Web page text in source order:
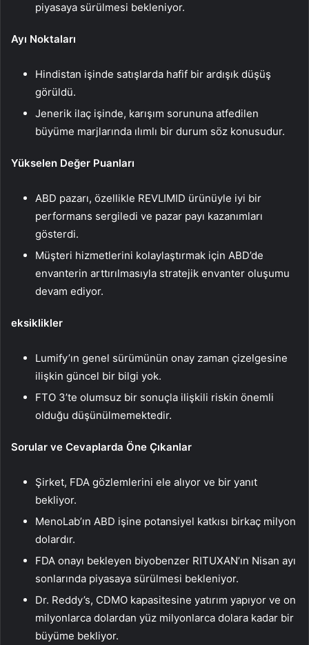
piyasaya sürülmesi bekleniyor.
Ayı Noktaları
Hindistan işinde satışlarda hafif bir ardışık düşüş
görüldü.
Jenerik ilaç işinde, karışım sorununa atfedilen
büyüme marjlarında ılımlı bir durum söz konusudur.
Yükselen Değer Puanları
ABD pazarı, özellikle REVLIMID ürünüyle iyi bir
performans sergiledi ve pazar payı kazanımları
gösterdi.
Müşteri hizmetlerini kolaylaştırmak için ABD’de
envanterin arttırılmasıyla stratejik envanter oluşumu
devam ediyor.
eksiklikler
Lumify’ın genel sürümünün onay zaman çizelgesine
ilişkin güncel bir bilgi yok.
FTO 3’te olumsuz bir sonuçla ilişkili riskin önemli
olduğu düşünülmemektedir.
Sorular ve Cevaplarda Öne Çıkanlar
Şirket, FDA gözlemlerini ele alıyor ve bir yanıt
bekliyor.
MenoLab’ın ABD işine potansiyel katkısı birkaç milyon
dolardır.
FDA onayı bekleyen biyobenzer RITUXAN’ın Nisan ayı
sonlarında piyasaya sürülmesi bekleniyor.
Dr. Reddy’s, CDMO kapasitesine yatırım yapıyor ve on
milyonlarca dolardan yüz milyonlarca dolara kadar bir
büyüme bekliyor.